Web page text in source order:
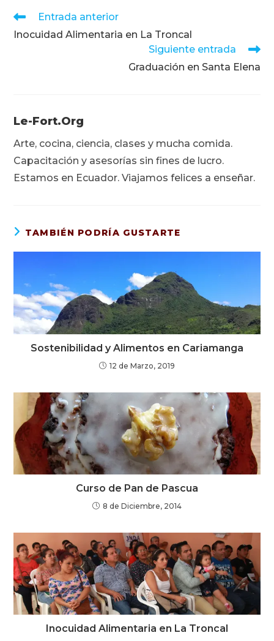
Leer
artículos
Entrada anterior
Inocuidad Alimentaria en La Troncal
Siguiente entrada
Graduación en Santa Elena
Le-Fort.org
Arte, cocina, ciencia, clases y mucha comida.
Capacitación y asesorías sin fines de lucro.
Estamos en Ecuador. Viajamos felices a enseñar.
TAMBIÉN PODRÍA GUSTARTE
Sostenibilidad y Alimentos en Cariamanga
12 de Marzo, 2019
Curso de Pan de Pascua
8 de Diciembre, 2014
Inocuidad Alimentaria en La Troncal